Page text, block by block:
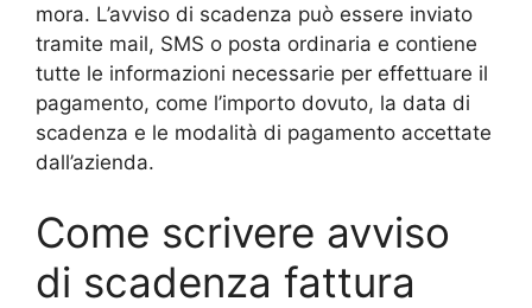
mora. L’avviso di scadenza può essere inviato
tramite mail, SMS o posta ordinaria e contiene
tutte le informazioni necessarie per effettuare il
pagamento, come l’importo dovuto, la data di
scadenza e le modalità di pagamento accettate
dall’azienda.
Come scrivere avviso
di scadenza fattura